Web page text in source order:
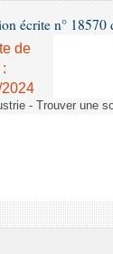
écrite n° 18570
de
2024
- Trouver une